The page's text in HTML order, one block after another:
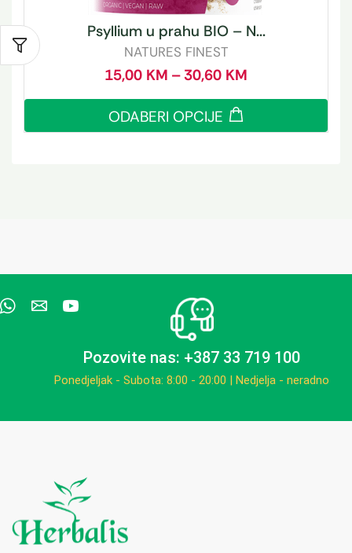
Psyllium u prahu BIO – N...
NATURES FINEST
15,00 KM –30,60 KM
ODABERI OPCIJE
Pozovite nas: +387 33 719 100
Ponedjeljak - Subota: 8:00 - 20:00 | Nedjelja - neradno